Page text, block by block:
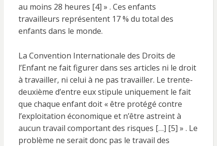
au moins 28 heures [4] » . Ces enfants
travailleurs représentent 17 % du total des
enfants dans le monde.
La Convention Internationale des Droits de
l’Enfant ne fait figurer dans ses articles ni le droit
à travailler, ni celui à ne pas travailler. Le trente-
deuxième d’entre eux stipule uniquement le fait
que chaque enfant doit « être protégé contre
l’exploitation économique et n’être astreint à
aucun travail comportant des risques […] [5] » . Le
problème ne serait donc pas le travail des